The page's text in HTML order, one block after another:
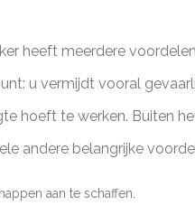
heeft meerdere
u vermijdt vooral
hoeft te werken. Buiten
andere belangrijke
aan te schaffen.